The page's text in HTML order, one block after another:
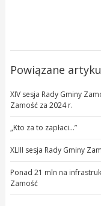
Powiązane
XIV sesja Rady Gminy
Zamość za 2024 r.
„Kto za to zapłaci…”
XLIII sesja Rady Gminy
Ponad 21 mln na
Zamość